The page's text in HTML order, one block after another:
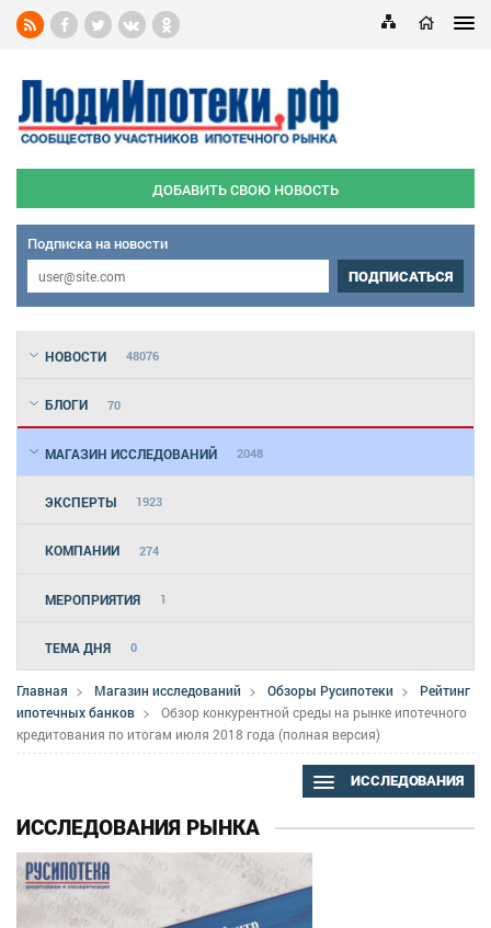
ДОБАВИТЬ СВОЮ НОВОСТЬ
Подписка на новости
ПОДПИСАТЬСЯ
НОВОСТИ 48076
БЛОГИ 70
МАГАЗИН ИССЛЕДОВАНИЙ 2048
ЭКСПЕРТЫ 1923
КОМПАНИИ 274
МЕРОПРИЯТИЯ 1
ТЕМА ДНЯ 0
Главная Магазин исследований Обзоры Русипотеки
Рейтинг
ипотечных банков
Обзор конкурентной среды на рынке ипотечного
кредитования по итогам июля 2018 года (полная версия)
ИССЛЕДОВАНИЯ
ИССЛЕДОВАНИЯ РЫНКА